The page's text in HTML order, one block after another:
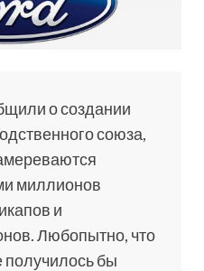
о создании
союза,
миллионов
и
Любопытно, что
получилось бы